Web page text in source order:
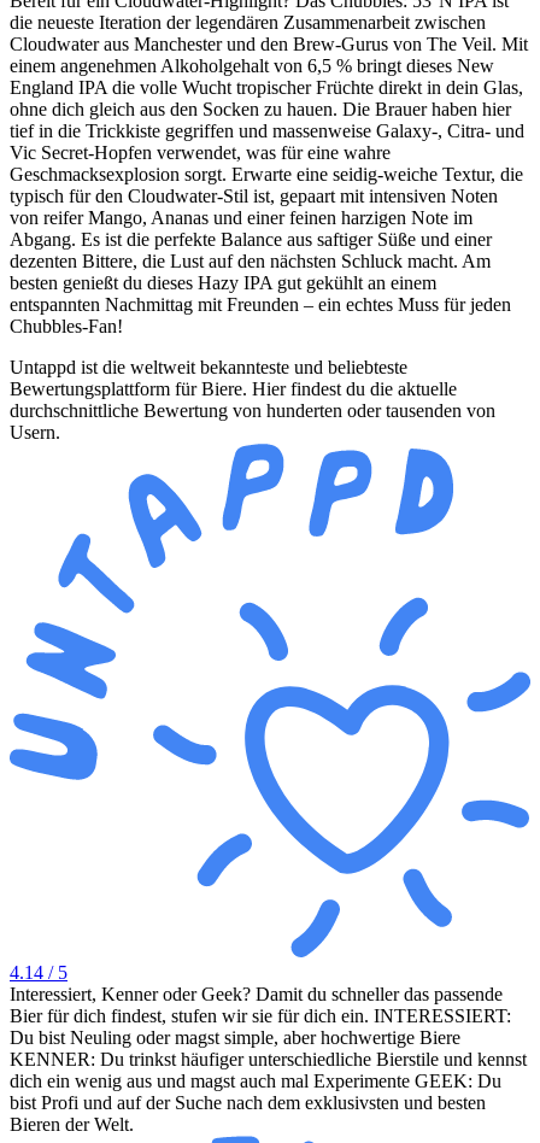
die neueste Iteration der legendären Zusammenarbeit zwischen
Cloudwater aus Manchester und den Brew-Gurus von The Veil. Mit
einem angenehmen Alkoholgehalt von 6,5 % bringt dieses New
England IPA die volle Wucht tropischer Früchte direkt in dein Glas,
ohne dich gleich aus den Socken zu hauen. Die Brauer haben hier
tief in die Trickkiste gegriffen und massenweise Galaxy-, Citra- und
Vic Secret-Hopfen verwendet, was für eine wahre
Geschmacksexplosion sorgt. Erwarte eine seidig-weiche Textur, die
typisch für den Cloudwater-Stil ist, gepaart mit intensiven Noten
von reifer Mango, Ananas und einer feinen harzigen Note im
Abgang. Es ist die perfekte Balance aus saftiger Süße und einer
dezenten Bittere, die Lust auf den nächsten Schluck macht. Am
besten genießt du dieses Hazy IPA gut gekühlt an einem
entspannten Nachmittag mit Freunden – ein echtes Muss für jeden
Chubbles-Fan!
Untappd ist die weltweit bekannteste und beliebteste
Bewertungsplattform für Biere. Hier findest du die aktuelle
durchschnittliche Bewertung von hunderten oder tausenden von
Usern.
4.14 / 5
Interessiert, Kenner oder Geek? Damit du schneller das passende
Bier für dich findest, stufen wir sie für dich ein. INTERESSIERT:
Du bist Neuling oder magst simple, aber hochwertige Biere
KENNER: Du trinkst häufiger unterschiedliche Bierstile und kennst
dich ein wenig aus und magst auch mal Experimente GEEK: Du
bist Profi und auf der Suche nach dem exklusivsten und besten
Bieren der Welt.